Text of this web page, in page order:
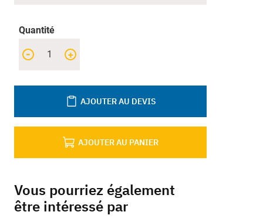
Quantité
+
-
AJOUTER AU PANIER
AJOUTER AU DEVIS
Vous pourriez également
être intéressé par